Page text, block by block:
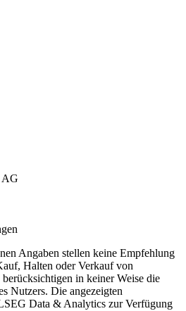
AG
Angaben stellen keine Empfehlung
Halten oder Verkauf von
in keiner Weise die
Nutzers. Die angezeigten
Data & Analytics zur Verfügung